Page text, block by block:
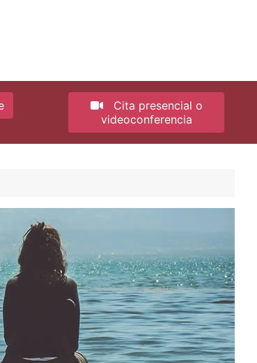
Cita presencial o
videoconferencia